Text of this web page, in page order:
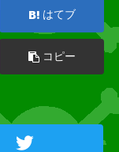
はてブ
コピー